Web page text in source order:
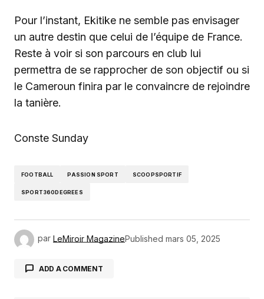
Pour l’instant, Ekitike ne semble pas envisager
un autre destin que celui de l’équipe de France.
Reste à voir si son parcours en club lui
permettra de se rapprocher de son objectif ou si
le Cameroun finira par le convaincre de rejoindre
la tanière.
Conste Sunday
FOOTBALL PASSION SPORT SCOOPSPORTIF
SPORT360DEGREES
par LeMiroir MagazinePublished mars 05, 2025
ADD A COMMENT